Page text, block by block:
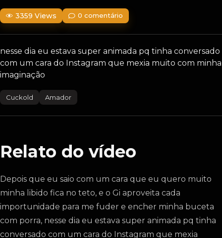
3359 Views 0 comentário
nesse dia eu estava super animada pq tinha conversado
com um cara do Instagram que mexia muito com minha
imaginação
Cuckold Amador
Relato do vídeo
Depois que eu saio com um cara que eu quero muito
minha libido fica no teto, e o Gi aproveita cada
importunidade para me fuder e encher minha buceta
com porra, nesse dia eu estava super animada pq tinha
conversado com um cara do Instagram que mexia